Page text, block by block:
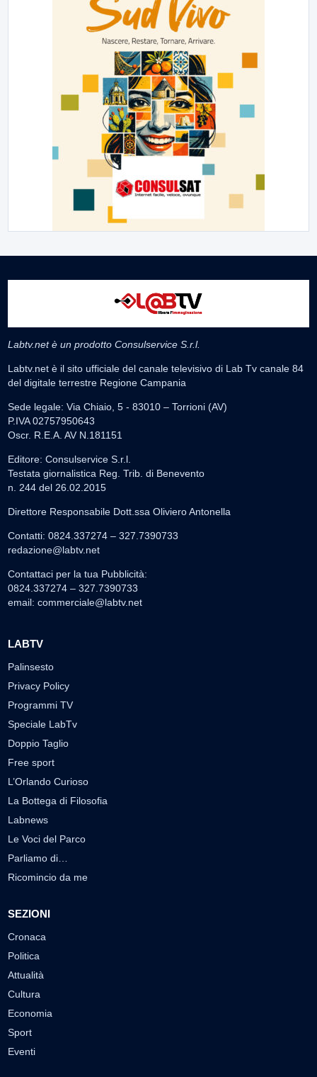
Labtv.net è un prodotto Consulservice S.r.l.
Labtv.net è il sito ufficiale del canale televisivo di Lab Tv canale 84
del digitale terrestre Regione Campania
Sede legale: Via Chiaio, 5 - 83010 – Torrioni (AV)
P.IVA 02757950643
Oscr. R.E.A. AV N.181151
Editore: Consulservice S.r.l.
Testata giornalistica Reg. Trib. di Benevento
n. 244 del 26.02.2015
Direttore Responsabile Dott.ssa Oliviero Antonella
Contatti: 0824.337274 – 327.7390733
redazione@labtv.net
Contattaci per la tua Pubblicità:
0824.337274 – 327.7390733
email: commerciale@labtv.net
LABTV
Palinsesto
Privacy Policy
Programmi TV
Speciale LabTv
Doppio Taglio
Free sport
L’Orlando Curioso
La Bottega di Filosofia
Labnews
Le Voci del Parco
Parliamo di…
Ricomincio da me
SEZIONI
Cronaca
Politica
Attualità
Cultura
Economia
Sport
Eventi